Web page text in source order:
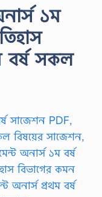
১ম
বর্ষ সকল